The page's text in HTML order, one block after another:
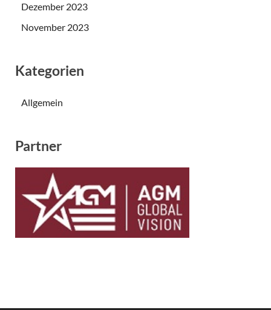
Dezember 2023
November 2023
Kategorien
Allgemein
Partner